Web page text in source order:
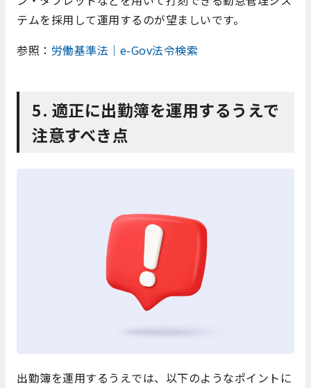
テムを採用して運用するのが望ましいです。
参照： 労働基準法｜e-Gov法令検索
5. 適正に出勤簿を運用するうえで
注意すべき点
出勤簿を運用するうえでは、以下のようなポイントに